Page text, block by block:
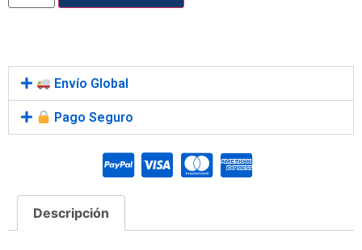
Envío Global
Pago Seguro
Descripción